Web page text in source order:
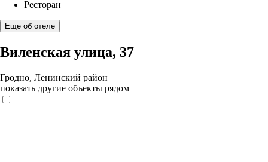
Ресторан
Еще об отеле
Виленская улица, 37
Гродно, Ленинский район
показать другие объекты рядом